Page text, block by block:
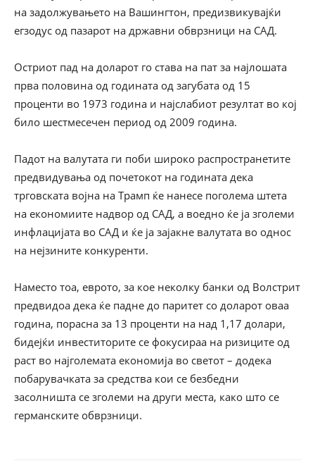
на задолжувањето на Вашингтон, предизвикувајќи
егзодус од пазарот на државни обврзници на САД.
Остриот пад на доларот го става на пат за најлошата
прва половина од годината од загубата од 15
проценти во 1973 година и најслабиот резултат во кој
било шестмесечен период од 2009 година.
Падот на валутата ги поби широко распространетите
предвидувања од почетокот на годината дека
трговската војна на Трамп ќе нанесе поголема штета
на економиите надвор од САД, а воедно ќе ја зголеми
инфлацијата во САД и ќе ја зајакне валутата во однос
на нејзините конкуренти.
Наместо тоа, еврото, за кое неколку банки од Волстрит
предвидоа дека ќе падне до паритет со доларот оваа
година, порасна за 13 проценти на над 1,17 долари,
бидејќи инвеститорите се фокусираа на ризиците од
раст во најголемата економија во светот – додека
побарувачката за средства кои се безбедни
засолништа се зголеми на други места, како што се
германските обврзници.